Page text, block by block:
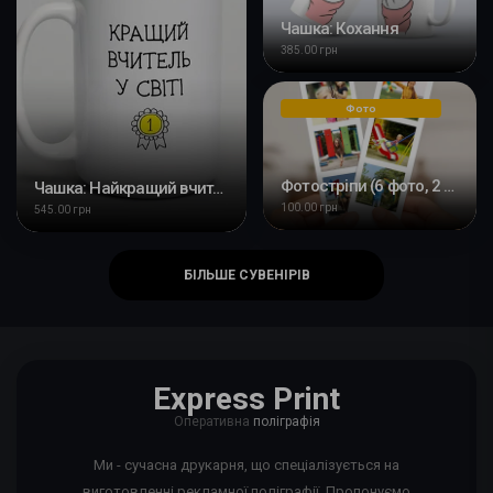
Чашка: Найкращий вчитель у світі
545.00 грн
Чашка: Кохання
385.00 грн
Фото
Фотостріпи (6 фото, 2 смужки 4,5х15см)
100.00 грн
БІЛЬШЕ СУВЕНІРІВ
Express Print
Оперативна поліграфія
Ми - сучасна друкарня, що спеціалізується на